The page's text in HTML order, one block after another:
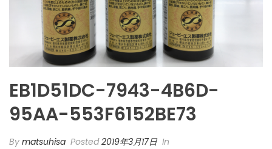
EB1D51DC-7943-4B6D-
95AA-553F6152BE73
By matsuhisa Posted2019年3月17日 In